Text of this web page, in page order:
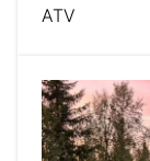
ATV